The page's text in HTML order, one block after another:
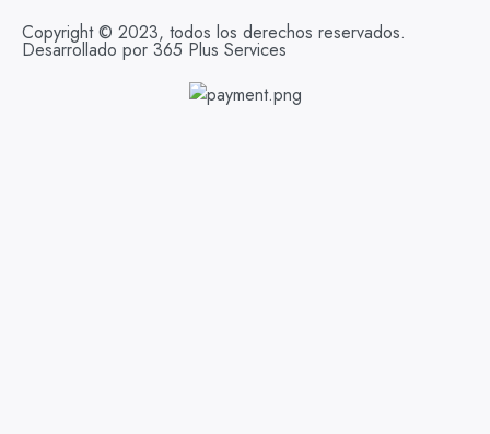
Copyright © 2023, todos los derechos reservados.
Desarrollado por 365 Plus Services